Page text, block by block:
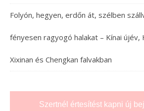
Folyón, hegyen, erdőn át, szélben
fényesen ragyogó halakat – Kínai újév,
Xixinan és Chengkan falvakban
Szertnél értesítést kapni új